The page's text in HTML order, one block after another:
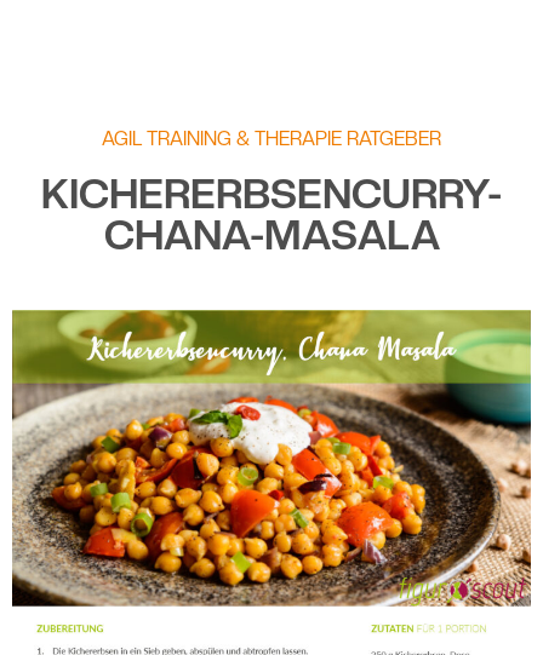
AGIL TRAINING & THERAPIE RATGEBER
KICHERERBSENCURRY-
CHANA-MASALA